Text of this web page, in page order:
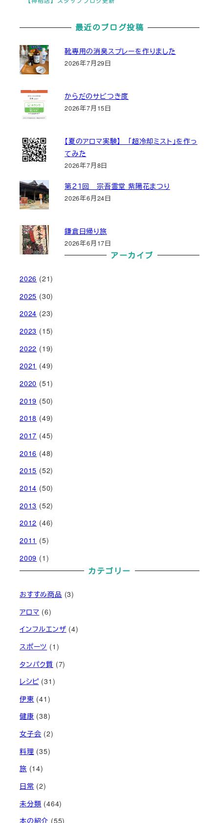
最近のブログ投稿
靴専用の消臭スプレーを作りました
2026年7月29日
からだのサビつき度
2026年7月15日
【夏のアロマ実験】 「超冷却ミスト」を作っ
てみた
2026年7月8日
第２１回 宗吾霊堂 紫陽花まつり
2026年6月24日
鎌倉日帰り旅
2026年6月17日
アーカイブ
2026 (21)
2025 (30)
2024 (23)
2023 (15)
2022 (19)
2021 (49)
2020 (51)
2019 (50)
2018 (49)
2017 (45)
2016 (48)
2015 (52)
2014 (50)
2013 (52)
2012 (46)
2011 (5)
2009 (1)
カテゴリー
おすすめ商品 (3)
アロマ (6)
インフルエンザ (4)
スポーツ (1)
タンパク質 (7)
レシピ(31)
伊東 (41)
健康 (38)
女子会 (2)
料理 (35)
旅 (14)
日常 (2)
未分類 (464)
本の紹介 (55)